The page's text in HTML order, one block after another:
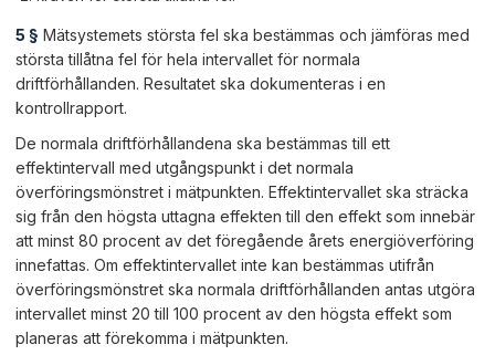
5 § Mätsystemets största fel ska bestämmas och jämföras med
största tillåtna fel för hela intervallet för normala
driftförhållanden. Resultatet ska dokumenteras i en
kontrollrapport.
De normala driftförhållandena ska bestämmas till ett
effektintervall med utgångspunkt i det normala
överföringsmönstret i mätpunkten. Effektintervallet ska sträcka
sig från den högsta uttagna effekten till den effekt som innebär
att minst 80 procent av det föregående årets energiöverföring
innefattas. Om effektintervallet inte kan bestämmas utifrån
överföringsmönstret ska normala driftförhållanden antas utgöra
intervallet minst 20 till 100 procent av den högsta effekt som
planeras att förekomma i mätpunkten.